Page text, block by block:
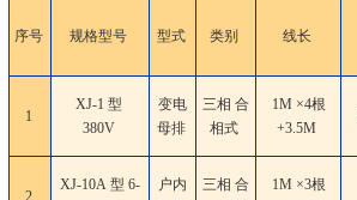
序号 规格型号 型式 类别 线长
1
XJ-1 型
380V
变电
母排
三相 合
相式
1M ×4根
+3.5M
2
XJ-10A 型 6-
户内
三相 合
1M ×3根